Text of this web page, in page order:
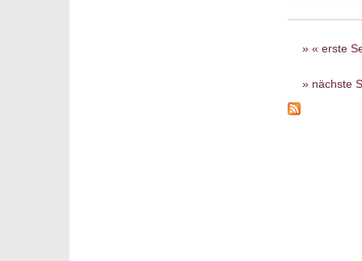
Seiten
« erste
nächste